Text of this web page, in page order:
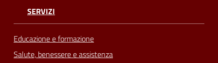
SERVIZI
Educazione e formazione
Salute, benessere e assistenza